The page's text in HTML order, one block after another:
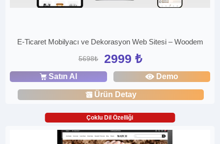
E-Ticaret Mobilyacı ve Dekorasyon Web Sitesi – Woodem
5698₺ 2999 ₺
Satın Al Demo
Ürün Detay
Çoklu Dil Özelliği